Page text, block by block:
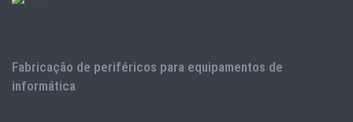
Fabricação de periféricos para equipamentos de
informática